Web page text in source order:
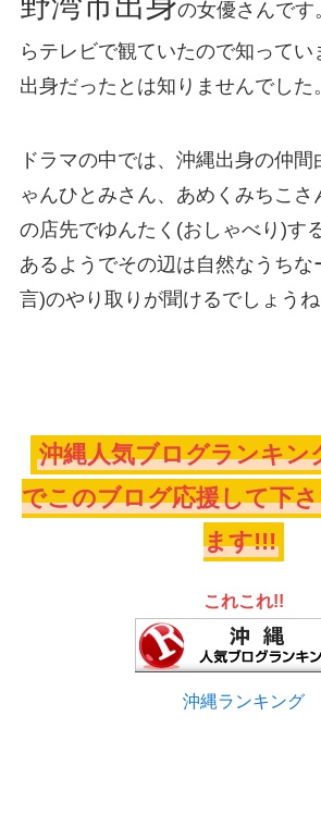
の女優さんで
らテレビで観ていたので知ってい
出身だったとは知りませんでした。
ドラマの中では、沖縄出身の仲間
ゃんひとみさん、あめくみちこさ
の店先でゆんたく(おしゃべり)す
あるようでその辺は自然なうちな
言)のやり取りが聞けるでしょうね
沖縄人気ブログランキン
でこのブログ応援して下
ます!!!
これこれ!!
沖縄ランキング